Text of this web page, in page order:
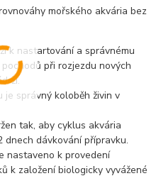
mořského akvária bez
k nastartování a správnému
při rozjezdu nových
je správný koloběh živin v
tak, aby cyklus akvária
dávkování přípravku.
nastaveno k provedení
k založení biologicky vyvážené